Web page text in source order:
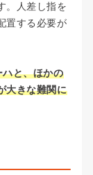
。人差し指を
置する必要が
と、ほかの
大きな難関に